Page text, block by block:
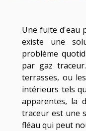
Une fuite d'eau
existe une
problème
par gaz
terrasses, ou
intérieurs tels
apparentes, la
traceur est une
fléau qui peut